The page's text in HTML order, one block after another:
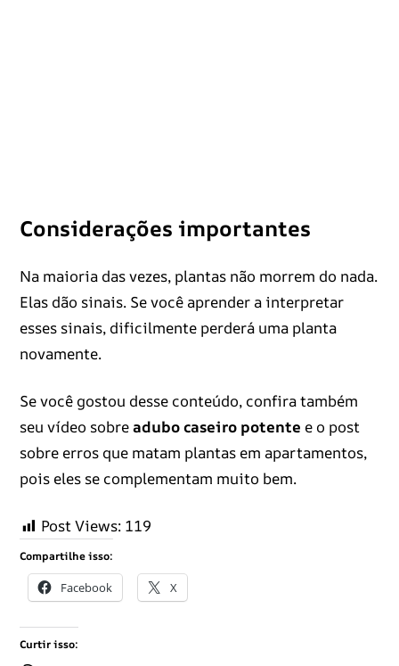
Considerações importantes
Na maioria das vezes, plantas não morrem do nada.
Elas dão sinais. Se você aprender a interpretar
esses sinais, dificilmente perderá uma planta
novamente.
Se você gostou desse conteúdo, confira também
seu vídeo sobreadubo caseiro potente e o post
sobre erros que matam plantas em apartamentos,
pois eles se complementam muito bem.
Post Views: 119
Compartilhe isso:
Facebook X
Curtir isso: